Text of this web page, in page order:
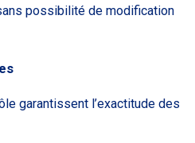
possibilité de modification
garantissent l’exactitude des